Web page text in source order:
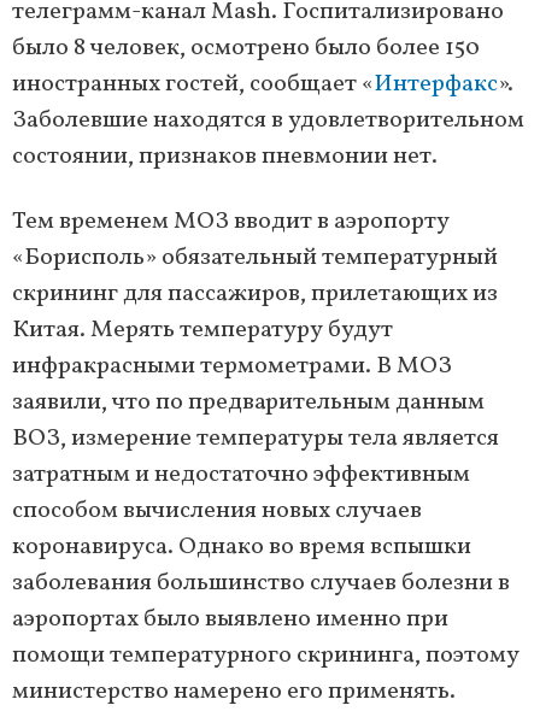
телеграмм-канал Mash. Госпитализировано
было 8 человек, осмотрено было более 150
иностранных гостей, сообщает «Интерфакс».
Заболевшие находятся в удовлетворительном
состоянии, признаков пневмонии нет.
Тем временем МОЗ вводит в аэропорту
«Борисполь» обязательный температурный
скрининг для пассажиров, прилетающих из
Китая. Мерять температуру будут
инфракрасными термометрами. В МОЗ
заявили, что по предварительным данным
ВОЗ, измерение температуры тела является
затратным и недостаточно эффективным
способом вычисления новых случаев
коронавируса. Однако во время вспышки
заболевания большинство случаев болезни в
аэропортах было выявлено именно при
помощи температурного скрининга, поэтому
министерство намерено его применять.